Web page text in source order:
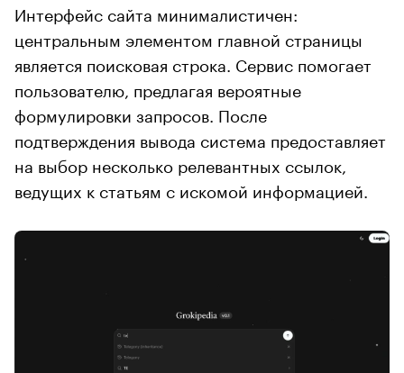
Интерфейс сайта минималистичен:
центральным элементом главной страницы
является поисковая строка. Сервис помогает
пользователю, предлагая вероятные
формулировки запросов. После
подтверждения вывода система предоставляет
на выбор несколько релевантных ссылок,
ведущих к статьям с искомой информацией.